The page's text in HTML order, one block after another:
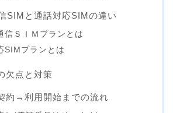
SIMと通話対応SIMの違い
信ＳＩＭプランとは
SIMプランとは
欠点と対策
約→利用開始までの流れ